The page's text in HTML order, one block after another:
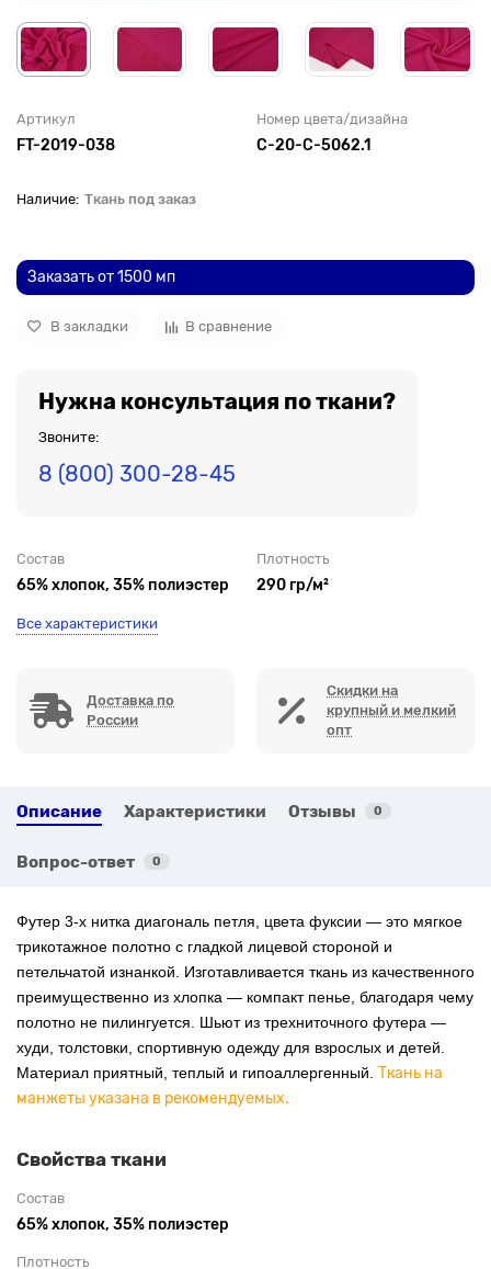
Артикул
FT-2019-038
Номер цвета/дизайна
С-20-C-5062.1
Ткань под заказ
Заказать от 1500 мп
В закладки В сравнение
Нужна консультация по ткани?
Звоните:
8 (800) 300-28-45
Состав
65% хлопок, 35% полиэстер
Плотность
290 гр/м²
Все характеристики
Доставка по
России
Скидки на
крупный и мелкий
опт
Описание Характеристики Отзывы 0
Вопрос-ответ 0
Футер 3-х нитка диагональ петля, цвета фуксии — это мягкое
трикотажное полотно с гладкой лицевой стороной и
петельчатой изнанкой. Изготавливается ткань из качественного
преимущественно из хлопка — компакт пенье, благодаря чему
полотно не пилингуется. Шьют из трехниточного футера —
худи, толстовки, спортивную одежду для взрослых и детей.
Материал приятный, теплый и гипоаллергенный. Ткань на
манжеты указана в рекомендуемых.
Свойства ткани
Состав
65% хлопок, 35% полиэстер
Плотность